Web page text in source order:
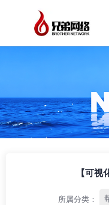
【可视
所属分类：